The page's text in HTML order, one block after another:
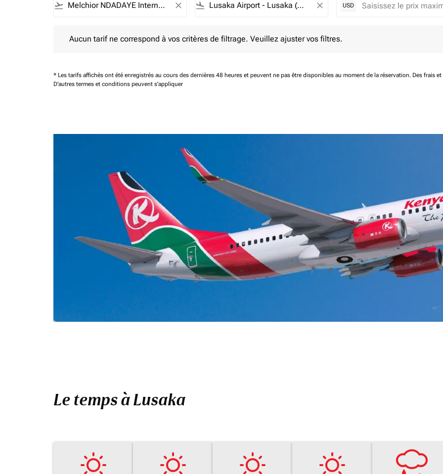
flight_takeoff close flight_land close USD
Aucun tarif ne correspond à vos critères de filtrage. Veuillez ajuster vos filtres.
* Les tarifs affichés ont été enregistrés au cours des dernières 48 heures et peuvent ne pas être disponibles au moment de la réservation. Des frais
D'autres termes et conditions peuvent s'appliquer
Le temps à Lusaka